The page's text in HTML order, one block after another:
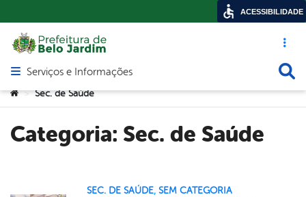
Acesso
Abrir menu principal de navegação
Serviços e Informações
Você está aqui:
> Sec. de Saúde
Categoria: Sec. de Saúde
SEC. DE SAÚDE, SEM CATEGORIA
ACESSIBILIDADE